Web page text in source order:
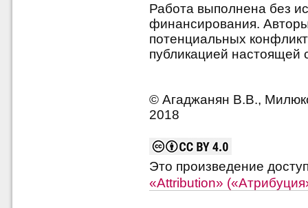
Работа выполнена без
финансирования.
потенциальных
публикацией настоящей
© Агаджанян В.В.,
2018
Это произведение
«Attribution»